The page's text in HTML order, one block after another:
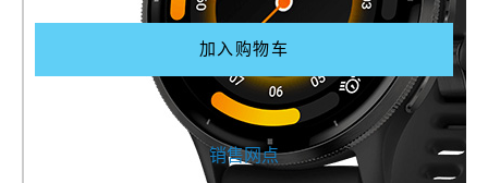
加入购物车
更多购买方式
销售网点